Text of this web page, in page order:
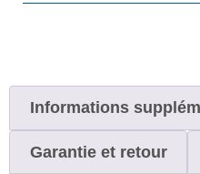
Informations
Garantie et retour